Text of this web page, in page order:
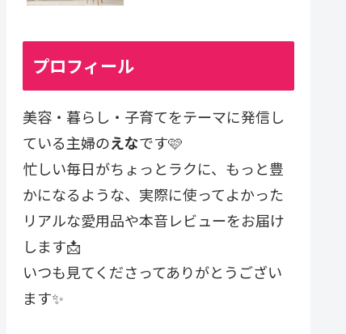
プロフィール
美容・暮らし・子育てをテーマに発信し
ている主婦のえなです🩷
忙しい毎日がちょっとラクに、もっと豊
かになるような、実際に使ってよかった
リアルな愛用品や本音レビューをお届け
します📩
いつも見てくださってありがとうござい
ます✨